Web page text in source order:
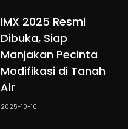
IMX 2025 Resmi
Dibuka, Siap
Manjakan Pecinta
Modifikasi di Tanah
Air
2025-10-10